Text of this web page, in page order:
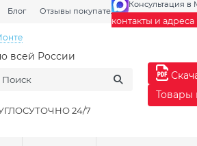
Блог Отзывы покупателей Галерея
Консультация в
контакты и адреса
всей России
24/7
Товары